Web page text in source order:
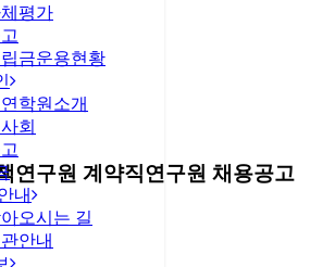
평가
금운용현황
학원소개
회
내
오시는 길
안내
연구원 계약직연구원 채용공고